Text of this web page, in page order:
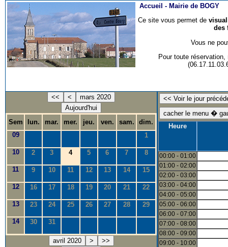
Accueil - Mairie de BOGY
Ce site vous permet de
des
Vous ne
Pour toute
<< <
mars 2020
Aujourd'hui
Sem
lun. mar. mer. jeu. ven. sam.
dim.
09
1
10 2 3 4 5 6 7 8
11 9 10 11 12 13 14 15
12 16 17 18 19 20 21 22
13 23 24 25 26 27 28 29
14 30 31
avril 2020 >
>>
Heure
00:00 - 01:00
01:00 - 02:00
02:00 - 03:00
03:00 - 04:00
04:00 - 05:00
05:00 - 06:00
06:00 - 07:00
07:00 - 08:00
08:00 - 09:00
09:00 - 10:00